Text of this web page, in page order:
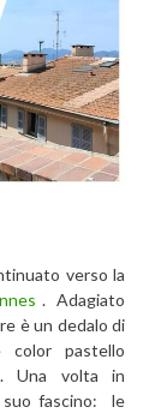
verso la
. Adagiato
è un dedalo di
color pastello
Una volta in
fascino: le